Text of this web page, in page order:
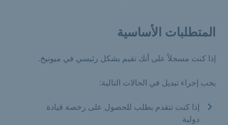
المتطلبات الأساسية
إذا كنت مسجلاً على أنك تقيم بشكل رئيسي في ميونيخ.
يجب إجراء تبديل في الحالات التالية:
إذا كنت تتقدم بطلب للحصول على رخصة قيادة
دولية